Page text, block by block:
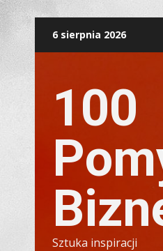
6 sierpnia 2026
100
Sztuka inspiracji